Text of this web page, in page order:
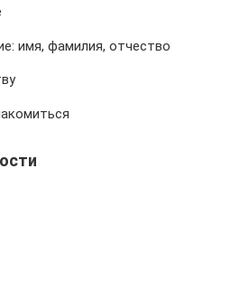
имя, фамилия, отчество